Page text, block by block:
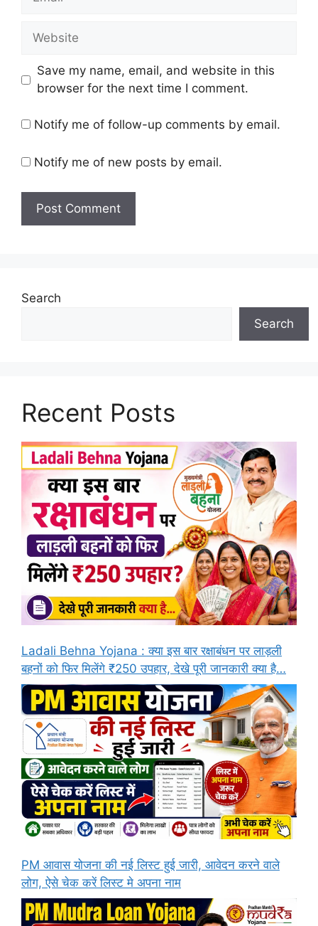
Website
Save my name, email, and website in this
browser for the next time I comment.
Notify me of follow-up comments by email.
Notify me of new posts by email.
Search
Search
Recent Posts
Ladali Behna Yojana : क्या इस बार रक्षाबंधन पर लाड़ली
बहनों को फिर मिलेंगे ₹250 उपहार, देखे पूरी जानकारी क्या है…
PM आवास योजना की नई लिस्ट हुई जारी, आवेदन करने वाले
लोग, ऐसे चेक करें लिस्ट मे अपना नाम